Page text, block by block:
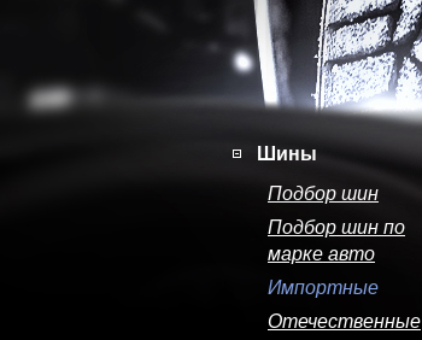
Шины
Подбор шин
Подбор шин по
марке авто
Импортные
Отечественные